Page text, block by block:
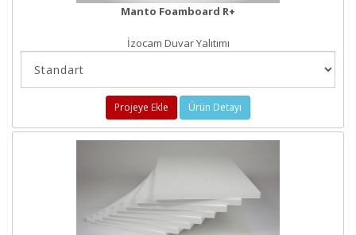
Manto Foamboard R+
İzocam Duvar Yalıtımı
Projeye Ekle Ürün Detayı